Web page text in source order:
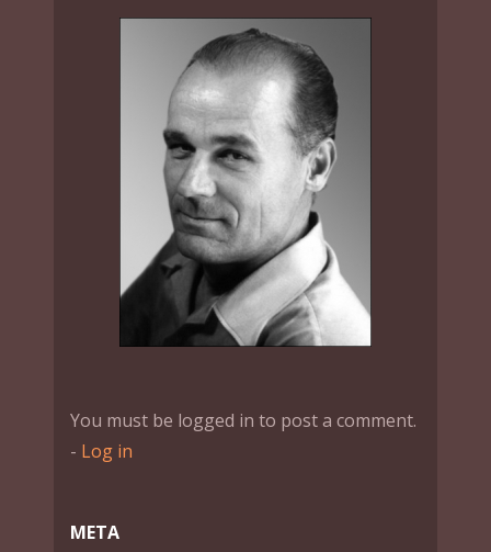
You must be logged in to post a comment.
- Log in
МЕТА